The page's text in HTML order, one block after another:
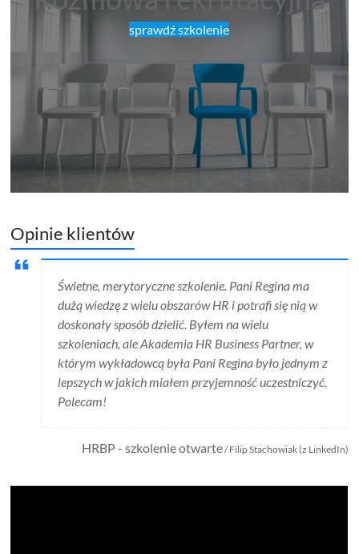
sprawdź szkolenie
Opinie klientów
Świetne, merytoryczne szkolenie. Pani Regina ma
dużą wiedzę z wielu obszarów HR i potrafi się nią w
doskonały sposób dzielić. Byłem na wielu
szkoleniach, ale Akademia HR Business Partner, w
którym wykładowcą była Pani Regina było jednym z
lepszych w jakich miałem przyjemność uczestniczyć.
Polecam!
HRBP - szkolenie otwarte/ Filip Stachowiak (z LinkedIn)